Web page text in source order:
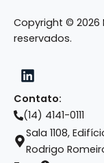
Copyright © 2026
reservados.
Contato:
(14) 4141-0111
Sala 1108,
Rodrigo